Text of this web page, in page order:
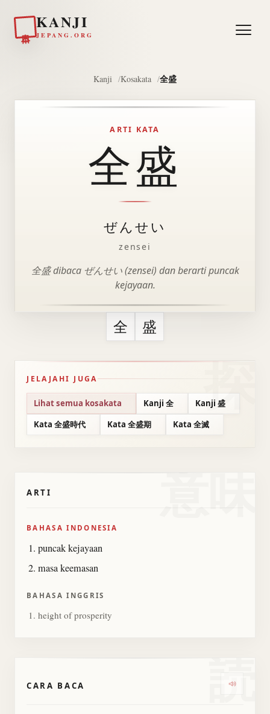
KANJI
JEPANG.ORG
Kanji Kosakata 全盛
ARTI KATA
全盛
ぜんせい
zensei
全盛 dibaca ぜんせい (zensei) dan berarti puncak
kejayaan.
全 盛
JELAJAHI JUGA
Lihat semua kosakata Kanji 全
Kanji 盛
Kata 全盛時代
Kata 全盛期 Kata 全滅
意味
ARTI
BAHASA INDONESIA
puncak kejayaan
masa keemasan
BAHASA INGGRIS
height of prosperity
読
CARA BACA